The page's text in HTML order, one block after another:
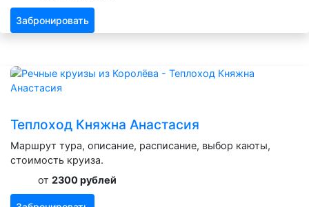
Забронировать
Теплоход Княжна Анастасия
Маршрут тура, описание, расписание, выбор каюты,
стоимость круиза.
от 2300 рублей